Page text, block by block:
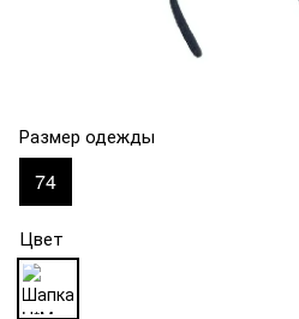
Размер одежды
74
Цвет